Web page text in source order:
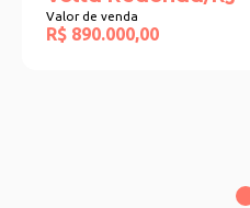
Valor de venda
R$ 890.000,00